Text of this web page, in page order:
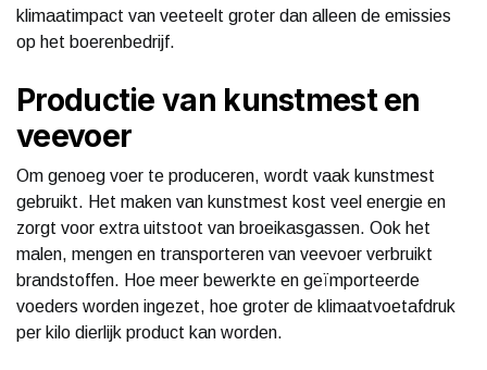
klimaatimpact van veeteelt groter dan alleen de emissies
op het boerenbedrijf.
Productie van kunstmest en
veevoer
Om genoeg voer te produceren, wordt vaak kunstmest
gebruikt. Het maken van kunstmest kost veel energie en
zorgt voor extra uitstoot van broeikasgassen. Ook het
malen, mengen en transporteren van veevoer verbruikt
brandstoffen. Hoe meer bewerkte en geïmporteerde
voeders worden ingezet, hoe groter de klimaatvoetafdruk
per kilo dierlijk product kan worden.